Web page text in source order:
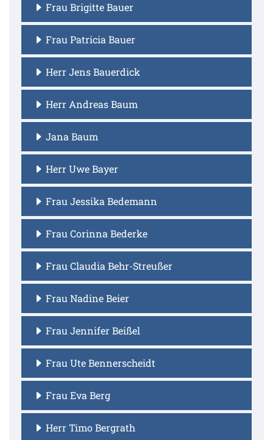
Frau Brigitte Bauer
Frau Patricia Bauer
Herr Jens Bauerdick
Herr Andreas Baum
Jana Baum
Herr Uwe Bayer
Frau Jessika Bedemann
Frau Corinna Bederke
Frau Claudia Behr-Streußer
Frau Nadine Beier
Frau Jennifer Beißel
Frau Ute Bennerscheidt
Frau Eva Berg
Herr Timo Bergrath